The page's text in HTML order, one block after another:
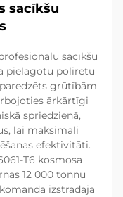
sacīkšu
sacīkšu
pielāgotu polirētu
grūtībām
ārkārtīgi
spriedzienā,
lai maksimāli
efektivitāti.
T6 kosmosa
12 000 tonnu
izstrādāja